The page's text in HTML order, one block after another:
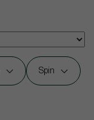
Spin